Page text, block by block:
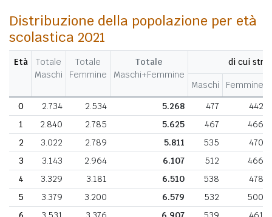
Distribuzione della popolazione per età
scolastica 2021
Età
Totale
Maschi
Totale
Femmine
Totale
Maschi+Femmine
di cui
Maschi
Femmine
0
2.734 2.534 5.268 477
442
1
2.840 2.785 5.625 467
466
2
3.022 2.789 5.811 535 470
3
3.143 2.964 6.107 512
466
4
3.329 3.181 6.510 538 478
5
3.379 3.200 6.579 532 500